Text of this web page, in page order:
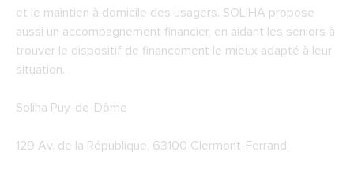
et le maintien à domicile des usagers. SOLIHA propose
aussi un accompagnement financier, en aidant les seniors à
trouver le dispositif de financement le mieux adapté à leur
situation.
Soliha Puy-de-Dôme
129 Av. de la République, 63100 Clermont-Ferrand